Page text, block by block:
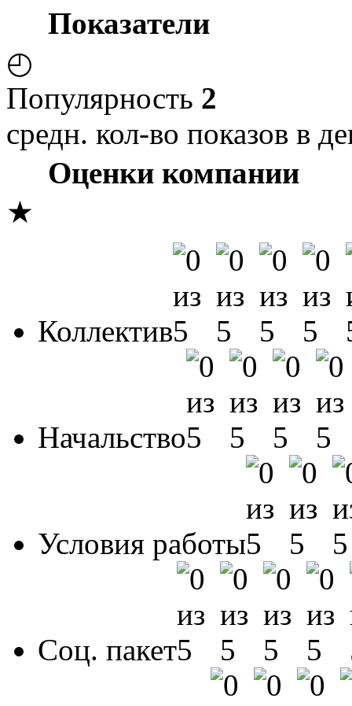
Показатели
◴
Популярность 2
средн. кол-во показов в
Оценки компании
★
Коллектив
Начальство
Условия работы
Соц. пакет